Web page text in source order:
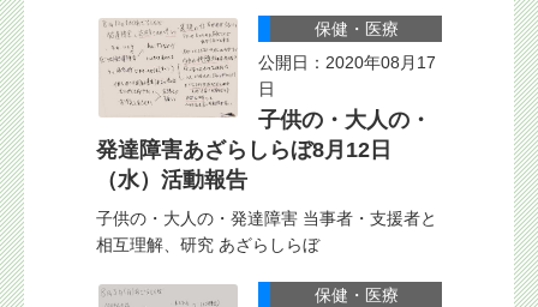
保健・医療
公開日：2020年08月17
日
子供の・大人の・
発達障害あざらしらぼ8月12日
（水）活動報告
子供の・大人の・発達障害 当事者・支援者と
相互理解、研究 あざらしらぼ
保健・医療